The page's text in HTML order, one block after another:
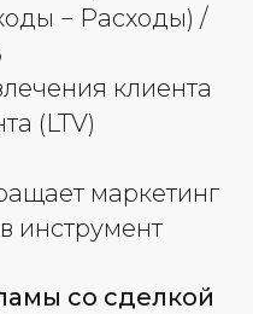
− Расходы) /
клиента
(LTV)
маркетинг
инструмент
со сделкой